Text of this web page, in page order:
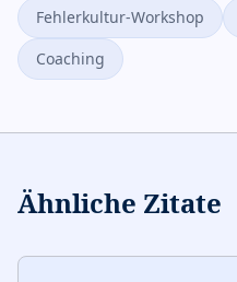
Fehlerkultur-Workshop
Coaching
Ähnliche Zitate